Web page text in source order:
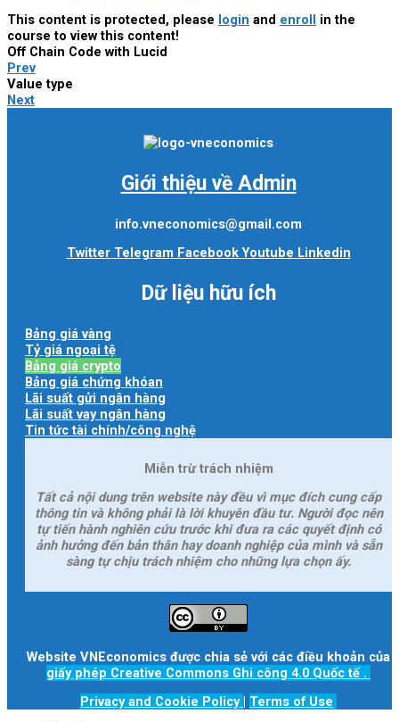
This content is protected, please login and enroll in the
course to view this content!
Off Chain Code with Lucid
Prev
Value type
Next
Giới thiệu về Admin
info.vneconomics@gmail.com
Twitter Telegram Facebook Youtube Linkedin
Dữ liệu hữu ích
Bảng giá vàng
Tỷ giá ngoại tệ
Bảng giá crypto
Bảng giá chứng khóan
Lãi suất gửi ngân hàng
Lãi suất vay ngân hàng
Tin tức tài chính/công nghệ
Miễn trừ trách nhiệm
Tất cả nội dung trên website này đều vì mục đích cung cấp
thông tin và không phải là lời khuyên đầu tư. Người đọc nên
tự tiến hành nghiên cứu trước khi đưa ra các quyết định có
ảnh hưởng đến bản thân hay doanh nghiệp của mình và sẵn
sàng tự chịu trách nhiệm cho những lựa chọn ấy.
Website VNEconomics được chia sẻ với các điều khoản của
giấy phép Creative Commons Ghi công 4.0 Quốc tế .
Privacy and Cookie Policy
Terms of Use